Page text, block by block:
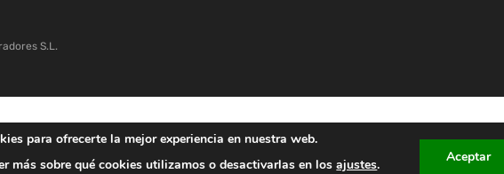
S.L.
para ofrecerte la mejor experiencia en nuestra web.
más sobre qué cookies utilizamos o desactivarlas en losajustes. Aceptar